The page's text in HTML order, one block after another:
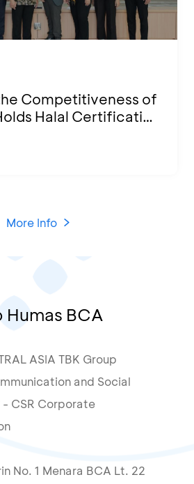
Competitiveness of
Halal Certification
More Info
Humas BCA
ASIA TBK Group
and Social
CSR Corporate
No. 1 Menara BCA Lt. 22